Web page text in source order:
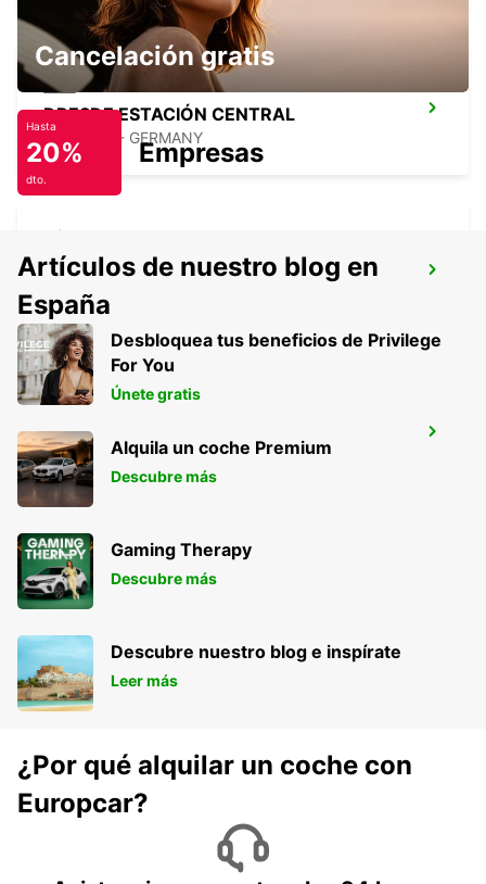
DRESDE ESTACIÓN CENTRAL
DRESDEN - GERMANY
DRESDE LOCKWITZ
DRESDEN - GERMANY
BERLÍN ADLERSHOF
BERLIN - GERMANY
Cancelación gratis
Hasta
20%
dto.
Empresas
Artículos de nuestro blog en
España
Desbloquea tus beneficios de Privilege
For You
Únete gratis
Alquila un coche Premium
Descubre más
Gaming Therapy
Descubre más
Descubre nuestro blog e inspírate
Leer más
¿Por qué alquilar un coche con
Europcar?